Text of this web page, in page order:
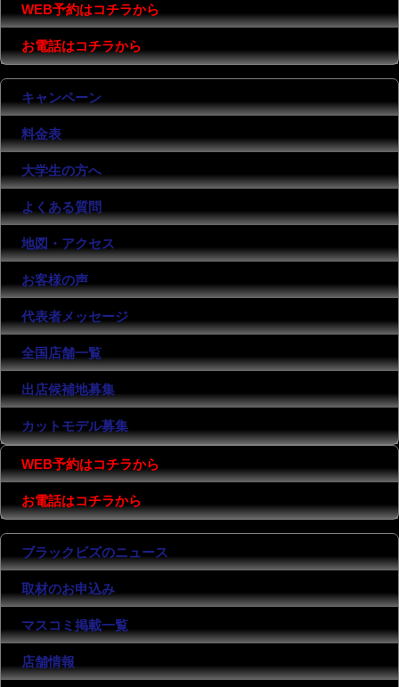
WEB予約はコチラから
お電話はコチラから
キャンペーン
料金表
大学生の方へ
よくある質問
地図・アクセス
お客様の声
代表者メッセージ
全国店舗一覧
出店候補地募集
カットモデル募集
WEB予約はコチラから
お電話はコチラから
ブラックビズのニュース
取材のお申込み
マスコミ掲載一覧
店舗情報